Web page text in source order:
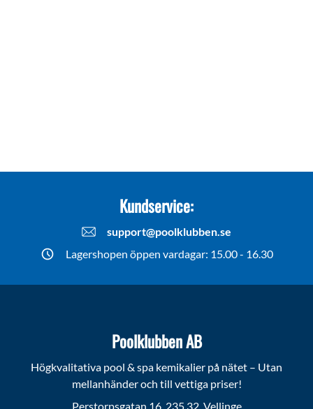
Kundservice:
support@poolklubben.se
Lagershopen öppen vardagar: 15.00 - 16.30
Poolklubben AB
Högkvalitativa pool & spa kemikalier på nätet – Utan
mellanhänder och till vettiga priser!
Perstorpsgatan 16, 235 32 Vellinge